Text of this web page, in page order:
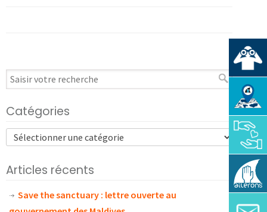
Catégories
Articles récents
Save the sanctuary : lettre ouverte au